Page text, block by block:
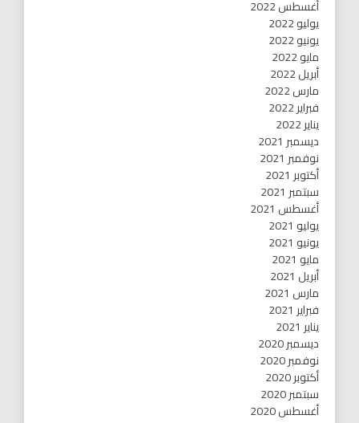
أغسطس 2022
يوليو 2022
يونيو 2022
مايو 2022
أبريل 2022
مارس 2022
فبراير 2022
يناير 2022
ديسمبر 2021
نوفمبر 2021
أكتوبر 2021
سبتمبر 2021
أغسطس 2021
يوليو 2021
يونيو 2021
مايو 2021
أبريل 2021
مارس 2021
فبراير 2021
يناير 2021
ديسمبر 2020
نوفمبر 2020
أكتوبر 2020
سبتمبر 2020
أغسطس 2020